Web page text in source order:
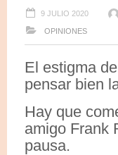
9 JULIO 2020
OPINIONES
El estigma
pensar bien
Hay que
amigo Frank
pausa.